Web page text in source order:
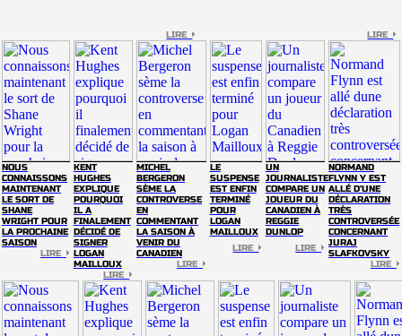
LIRE LIRE
NOUS
CONNAISSONS
MAINTENANT
LE SORT DE
SHANE
WRIGHT POUR
LA PROCHAINE
SAISON
LIRE
KENT
HUGHES
EXPLIQUE
POURQUOI
IL A
FINALEMENT
DÉCIDÉ DE
SIGNER
LOGAN
MAILLOUX
LIRE
MICHEL
BERGERON
SÈME LA
CONTROVERSE
EN
COMMENTANT
LA SAISON À
VENIR DU
CANADIEN
LIRE
LE
SUSPENSE
EST ENFIN
TERMINÉ
POUR
LOGAN
MAILLOUX
LIRE
UN
JOURNALISTE
COMPARE UN
JOUEUR DU
CANADIEN À
REGGIE
DUNLOP
LIRE
NORMAND
FLYNN Y EST
ALLÉ D'UNE
DÉCLARATION
TRÈS
CONTROVERSÉE
CONCERNANT
JURAJ
SLAFKOVSKY
LIRE